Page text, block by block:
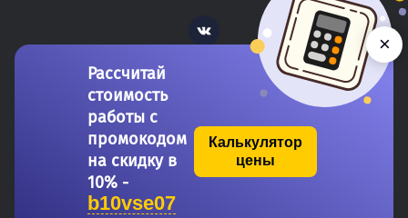
Vk
Copyright 2011-2026 FastFine.ru
Рассчитай
стоимость
работы с
промокодом
на скидку в
10% -
b10vse07
Калькулятор
цены
×